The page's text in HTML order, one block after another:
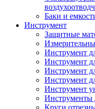
Баки и
Инструмент
Защитные
Инструмент
Инструмент
Инструмент
Инструмент
Инструмент
Инструменты
Круги